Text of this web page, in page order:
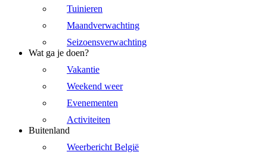
Tuinieren
Maandverwachting
Seizoensverwachting
Wat ga je doen?
Vakantie
Weekend weer
Evenementen
Activiteiten
Buitenland
Weerbericht België